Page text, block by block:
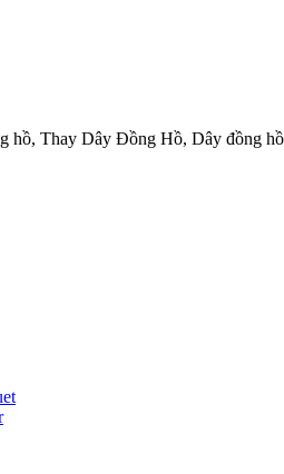
hồ, Thay Dây Đồng Hồ, Dây đồng